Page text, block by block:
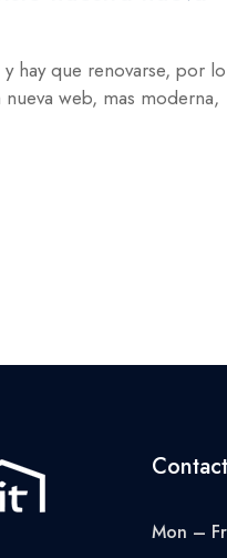
hay que renovarse, por lo
web, mas moderna,
Mon –